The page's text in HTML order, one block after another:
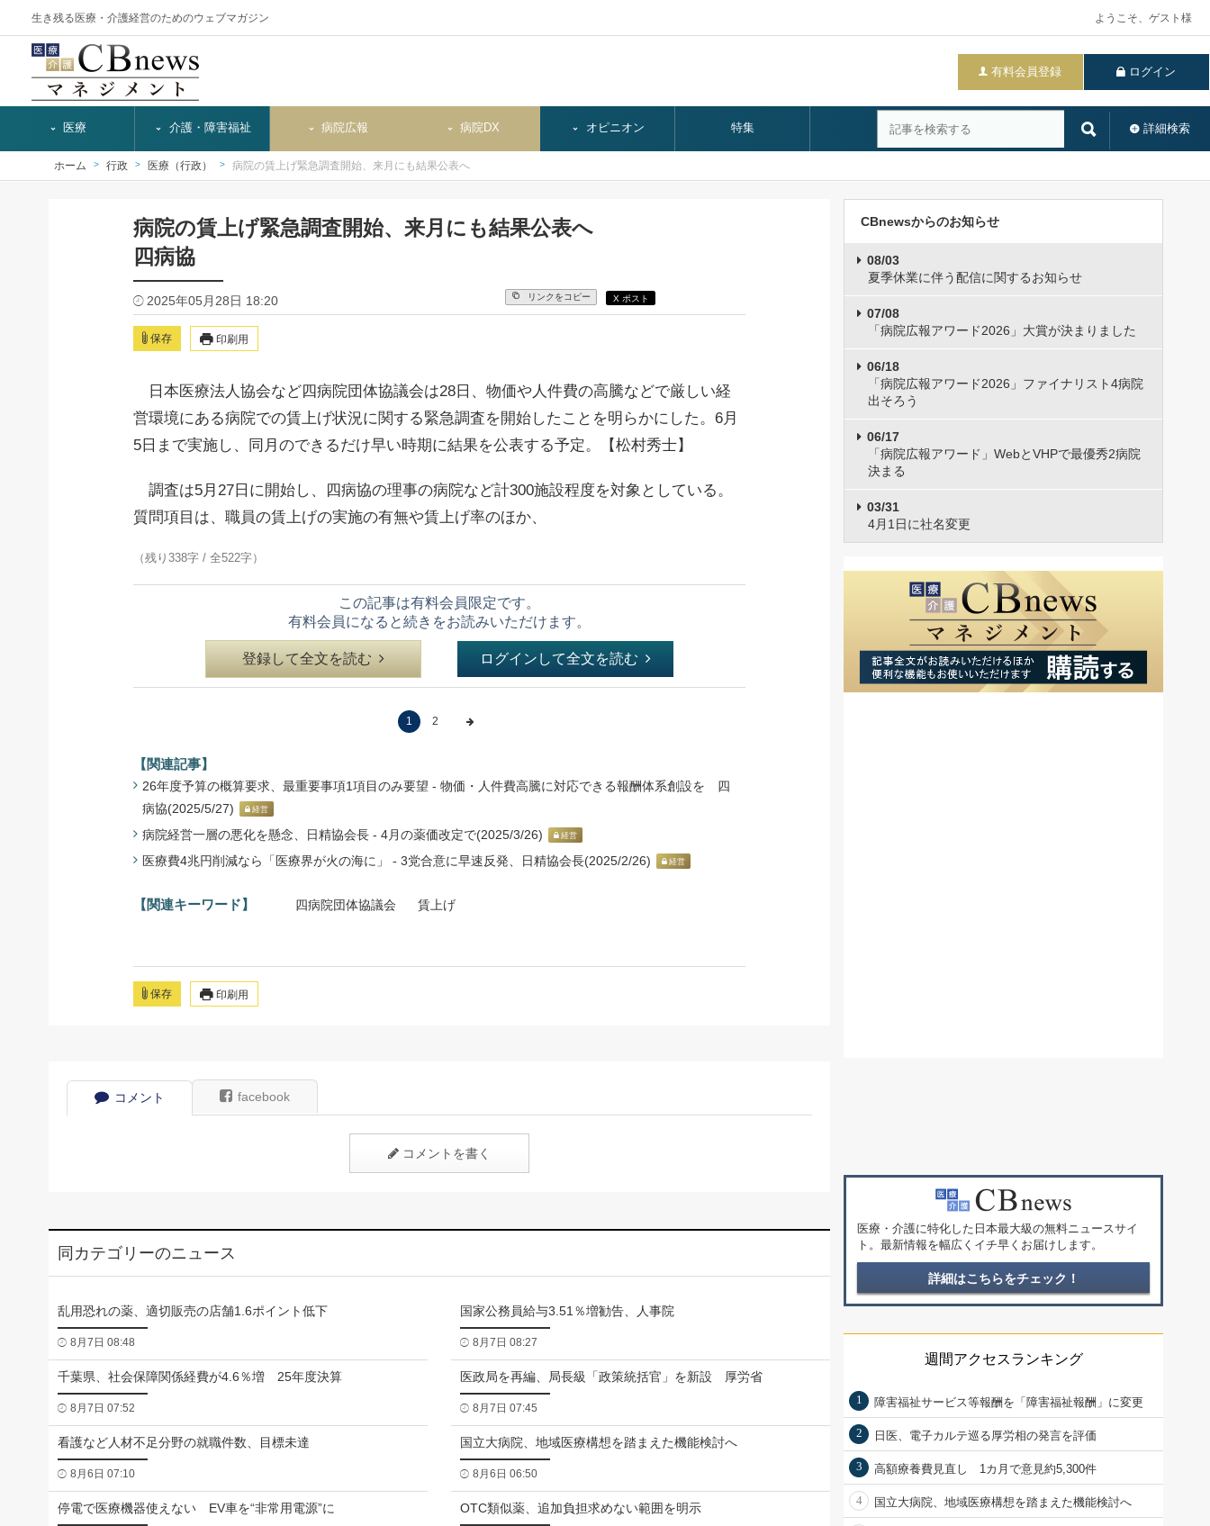
生き残る医療・介護経営のためのウェブマガジン ようこそ、ゲスト様
有料会員登録 ログイン
詳細検索
医療 介護・障害福祉 病院広報 病院DX オピニオン 特集
ホーム 行政 医療（行政） 病院の賃上げ緊急調査開始、来月にも結果公表へ
病院の賃上げ緊急調査開始、来月にも結果公表へ
四病協
2025年05月28日 18:20 リンクをコピー X ポスト
保存 印刷用
日本医療法人協会など四病院団体協議会は28日、物価や人件費の高騰などで厳しい経
営環境にある病院での賃上げ状況に関する緊急調査を開始したことを明らかにした。6月
5日まで実施し、同月のできるだけ早い時期に結果を公表する予定。【松村秀士】
調査は5月27日に開始し、四病協の理事の病院など計300施設程度を対象としている。
質問項目は、職員の賃上げの実施の有無や賃上げ率のほか、
（残り338字 / 全522字）
この記事は有料会員限定です。
有料会員になると続きをお読みいただけます。
登録して全文を読む ログインして全文を読む
1 2
【関連記事】
26年度予算の概算要求、最重要事項1項目のみ要望 - 物価・人件費高騰に対応できる報酬体系創設を 四
病協(2025/5/27)
経営
病院経営一層の悪化を懸念、日精協会長 - 4月の薬価改定で(2025/3/26) 経営
医療費4兆円削減なら「医療界が火の海に」 - 3党合意に早速反発、日精協会長(2025/2/26) 経営
【関連キーワード】 四病院団体協議会 賃上げ
保存 印刷用
コメント facebook
コメントを書く
同カテゴリーのニュース
乱用恐れの薬、適切販売の店舗1.6ポイント低下
8月7日 08:48
国家公務員給与3.51％増勧告、人事院
8月7日 08:27
千葉県、社会保障関係経費が4.6％増 25年度決算
8月7日 07:52
医政局を再編、局長級「政策統括官」を新設 厚労省
8月7日 07:45
看護など人材不足分野の就職件数、目標未達
8月6日 07:10
国立大病院、地域医療構想を踏まえた機能検討へ
8月6日 06:50
停電で医療機器使えない EV車を“非常用電源”に OTC類似薬、追加負担求めない範囲を明示
CBnewsからのお知らせ
08/03
夏季休業に伴う配信に関するお知らせ
07/08
「病院広報アワード2026」大賞が決まりました
06/18
「病院広報アワード2026」ファイナリスト4病院
出そろう
06/17
「病院広報アワード」WebとVHPで最優秀2病院
決まる
03/31
4月1日に社名変更
医療・介護に特化した日本最大級の無料ニュースサイ
ト。最新情報を幅広くイチ早くお届けします。
詳細はこちらをチェック！
週間アクセスランキング
1 障害福祉サービス等報酬を「障害福祉報酬」に変更
2 日医、電子カルテ巡る厚労相の発言を評価
3 高額療養費見直し 1カ月で意見約5,300件
4 国立大病院、地域医療構想を踏まえた機能検討へ